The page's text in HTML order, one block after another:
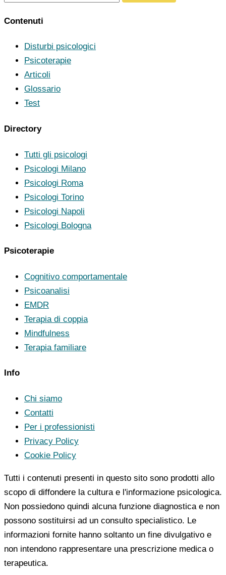
Contenuti
Disturbi psicologici
Psicoterapie
Articoli
Glossario
Test
Directory
Tutti gli psicologi
Psicologi Milano
Psicologi Roma
Psicologi Torino
Psicologi Napoli
Psicologi Bologna
Psicoterapie
Cognitivo comportamentale
Psicoanalisi
EMDR
Terapia di coppia
Mindfulness
Terapia familiare
Info
Chi siamo
Contatti
Per i professionisti
Privacy Policy
Cookie Policy
Tutti i contenuti presenti in questo sito sono prodotti allo
scopo di diffondere la cultura e l'informazione psicologica.
Non possiedono quindi alcuna funzione diagnostica e non
possono sostituirsi ad un consulto specialistico. Le
informazioni fornite hanno soltanto un fine divulgativo e
non intendono rappresentare una prescrizione medica o
terapeutica.